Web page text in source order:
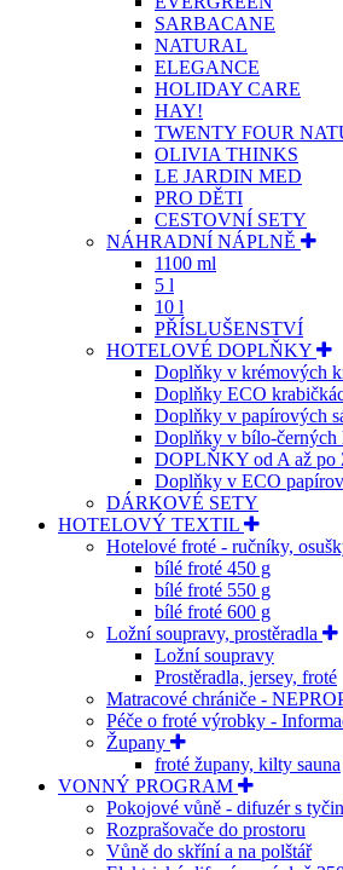
SARBACANE
NATURAL
ELEGANCE
HOLIDAY CARE
HAY!
TWENTY FOUR
OLIVIA THINKS
LE JARDIN MED
PRO DĚTI
CESTOVNÍ SETY
NÁHRADNÍ NÁPLNĚ
1100 ml
5 l
10 l
PŘÍSLUŠENSTVÍ
HOTELOVÉ DOPLŇKY
Doplňky v krémových
Doplňky ECO
Doplňky v papírových
Doplňky v bílo-černých
DOPLŇKY od A až po
Doplňky v ECO
DÁRKOVÉ SETY
HOTELOVÝ TEXTIL
Hotelové froté - ručníky,
bílé froté 450 g
bílé froté 550 g
bílé froté 600 g
Ložní soupravy, prostěradla
Ložní soupravy
Prostěradla, jersey, froté
Matracové chrániče -
Péče o froté výrobky -
Župany
froté župany, kilty sauna
VONNÝ PROGRAM
Pokojové vůně - difuzér s
Rozprašovače do prostoru
Vůně do skříní a na polštář